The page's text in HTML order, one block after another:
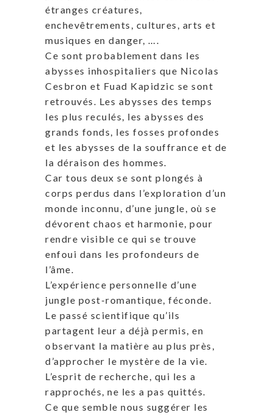
étranges créatures,
enchevêtrements, cultures, arts et
musiques en danger, ….
Ce sont probablement dans les
abysses inhospitaliers que Nicolas
Cesbron et Fuad Kapidzic se sont
retrouvés. Les abysses des temps
les plus reculés, les abysses des
grands fonds, les fosses profondes
et les abysses de la souffrance et de
la déraison des hommes.
Car tous deux se sont plongés à
corps perdus dans l’exploration d’un
monde inconnu, d’une jungle, où se
dévorent chaos et harmonie, pour
rendre visible ce qui se trouve
enfoui dans les profondeurs de
l’âme.
L’expérience personnelle d’une
jungle post-romantique, féconde.
Le passé scientifique qu’ils
partagent leur a déjà permis, en
observant la matière au plus près,
d’approcher le mystère de la vie.
L’esprit de recherche, qui les a
rapprochés, ne les a pas quittés.
Ce que semble nous suggérer les